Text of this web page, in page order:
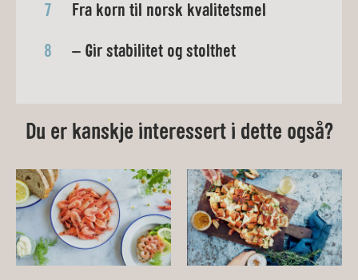
7 Fra korn til norsk kvalitetsmel
8 – Gir stabilitet og stolthet
Du er kanskje interessert i dette også?